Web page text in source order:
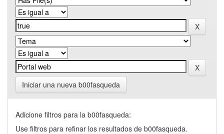
Iniciar una nueva b00fasqueda
Adicione filtros para la b00fasqueda:
Use filtros para refinar los resultados de b00fasqueda.